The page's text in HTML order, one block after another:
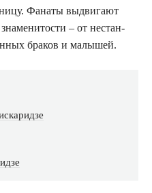
Фана­ты выдви­га­ют
– от нестан­
бра­ков и малышей.